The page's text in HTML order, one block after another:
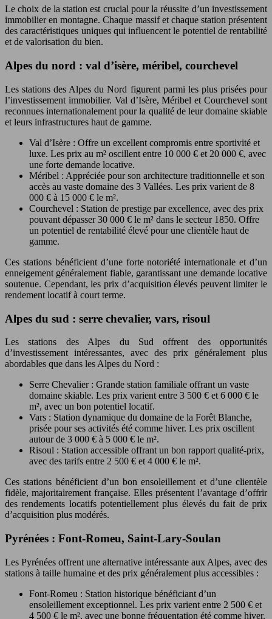
Le choix de la station est crucial pour la réussite d’un investissement
immobilier en montagne. Chaque massif et chaque station présentent
des caractéristiques uniques qui influencent le potentiel de rentabilité
et de valorisation du bien.
Alpes du nord : val d’isère, méribel, courchevel
Les stations des Alpes du Nord figurent parmi les plus prisées pour
l’investissement immobilier. Val d’Isère, Méribel et Courchevel sont
reconnues internationalement pour la qualité de leur domaine skiable
et leurs infrastructures haut de gamme.
Val d’Isère : Offre un excellent compromis entre sportivité et
luxe. Les prix au m² oscillent entre 10 000 € et 20 000 €, avec
une forte demande locative.
Méribel : Appréciée pour son architecture traditionnelle et son
accès au vaste domaine des 3 Vallées. Les prix varient de 8
000 € à 15 000 € le m².
Courchevel : Station de prestige par excellence, avec des prix
pouvant dépasser 30 000 € le m² dans le secteur 1850. Offre
un potentiel de rentabilité élevé pour une clientèle haut de
gamme.
Ces stations bénéficient d’une forte notoriété internationale et d’un
enneigement généralement fiable, garantissant une demande locative
soutenue. Cependant, les prix d’acquisition élevés peuvent limiter le
rendement locatif à court terme.
Alpes du sud : serre chevalier, vars, risoul
Les stations des Alpes du Sud offrent des opportunités
d’investissement intéressantes, avec des prix généralement plus
abordables que dans les Alpes du Nord :
Serre Chevalier : Grande station familiale offrant un vaste
domaine skiable. Les prix varient entre 3 500 € et 6 000 € le
m², avec un bon potentiel locatif.
Vars : Station dynamique du domaine de la Forêt Blanche,
prisée pour ses activités été comme hiver. Les prix oscillent
autour de 3 000 € à 5 000 € le m².
Risoul : Station accessible offrant un bon rapport qualité-prix,
avec des tarifs entre 2 500 € et 4 000 € le m².
Ces stations bénéficient d’un bon ensoleillement et d’une clientèle
fidèle, majoritairement française. Elles présentent l’avantage d’offrir
des rendements locatifs potentiellement plus élevés du fait de prix
d’acquisition plus modérés.
Pyrénées : Font-Romeu, Saint-Lary-Soulan
Les Pyrénées offrent une alternative intéressante aux Alpes, avec des
stations à taille humaine et des prix généralement plus accessibles :
Font-Romeu : Station historique bénéficiant d’un
ensoleillement exceptionnel. Les prix varient entre 2 500 € et
4 500 € le m², avec une bonne fréquentation été comme hiver.